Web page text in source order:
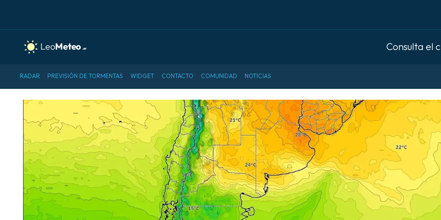
Consulta el
RADAR PREVISIÓN DE TORMENTAS WIDGET CONTACTO COMUNIDAD NOTICIAS